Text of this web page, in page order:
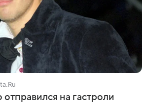
отправился на гастроли